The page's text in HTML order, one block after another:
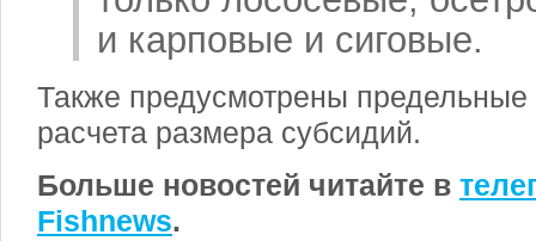
и карповые и сиговые.
Также предусмотрены
расчета размера субсидий.
Больше новостей читайте в
Fishnews.